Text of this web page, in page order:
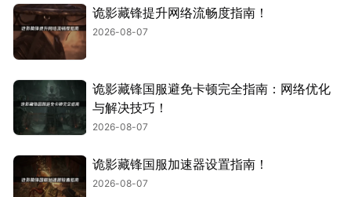
诡影藏锋提升网络流畅度指南！
2026-08-07
诡影藏锋国服避免卡顿完全指南：网络优化
与解决技巧！
2026-08-07
诡影藏锋国服加速器设置指南！
2026-08-07